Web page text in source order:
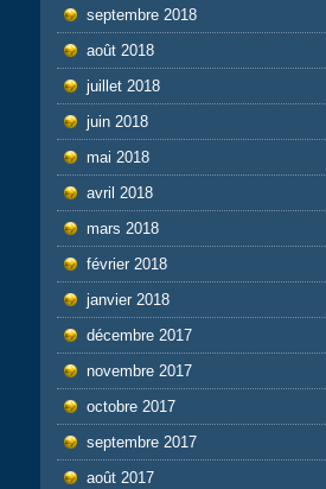
septembre 2018
août 2018
juillet 2018
juin 2018
mai 2018
avril 2018
mars 2018
février 2018
janvier 2018
décembre 2017
novembre 2017
octobre 2017
septembre 2017
août 2017